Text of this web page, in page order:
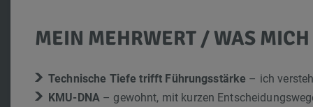
MEIN MEHRWERT / WAS
Technische Tiefe trifft Führungsstärke – ich
KMU-DNA – gewohnt, mit kurzen